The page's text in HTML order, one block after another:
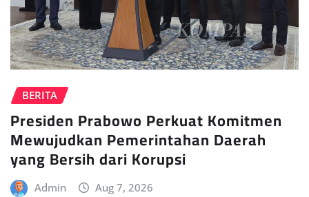
BERITA
Presiden Prabowo Perkuat Komitmen
Mewujudkan Pemerintahan Daerah
yang Bersih dari Korupsi
Admin Aug 7, 2026